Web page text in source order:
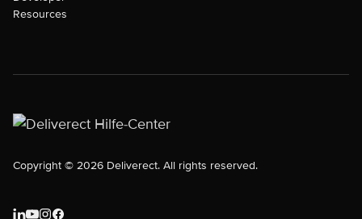
Resources
Copyright © 2026 Deliverect. All rights reserved.